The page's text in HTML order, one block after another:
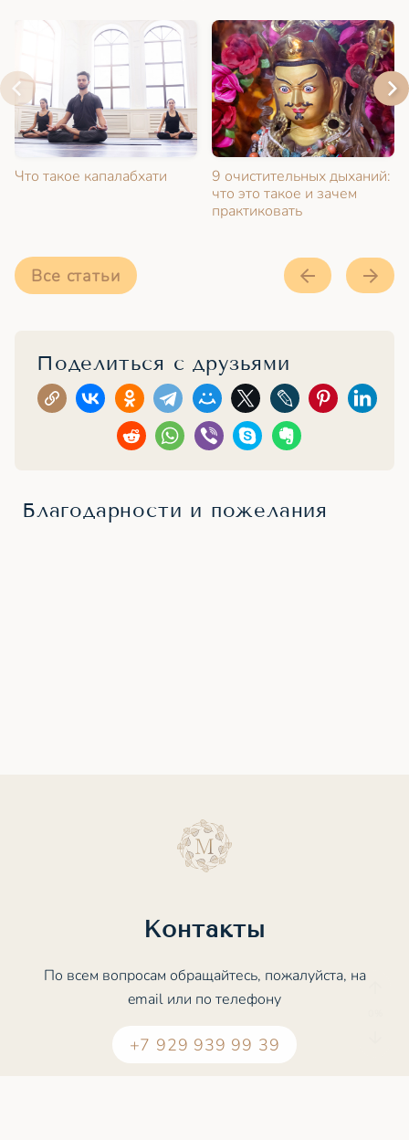
Что такое капалабхати
9 очистительных дыханий:
что это такое и зачем
практиковать
Все статьи
Поделиться с друзьями
Благодарности и пожелания
Контакты
По всем вопросам обращайтесь, пожалуйста, на
email или по телефону
+7 929 939 99 39